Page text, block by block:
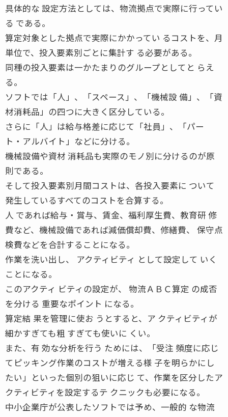
具体的な 設定方法としては、物流拠点で実際に行ってい
る である。
算定対象とした拠点で実際にかかってい るコストを、月
単位で、投入要素別ごとに集計す る必要がある。
同種の投入要素は一かたまりのグループとしてと らえ
る。
ソフトでは「人」、「スペース」、「機械設 備」、「資
材消耗品」の四つに大きく区分している。
さらに「人」は給与格差に応じて「社員」、「パー
ト・アルバイト」などに分ける。
機械設備や資材 消耗品も実際のモノ別に分けるのが原
則である。
そして投入要素別月間コストは、各投入要素に ついて
発生しているすべてのコストを合算する。
人 であれば給与・賞与、賃金、福利厚生費、教育研 修
費など、機械設備であれば減価償却費、修繕費、 保守点
検費などを合計することになる。
作業を洗い出し、 アクティビティ として設定して いく
ことになる。
このアクティ ビティの設定が、 物流ＡＢＣ算定 の成否
を分ける 重要なポイント になる。
算定結 果を管理に使お うとすると、ア クティビティが
細かすぎても粗 すぎても使いに くい。
また、有 効な分析を行う ためには、「受注 頻度に応じ
てピッキング作業のコストが増える様 子を明らかにし
たい」といった個別の狙いに応じ て、作業を区分したア
クティビティを設定するテ クニックも必要になる。
中小企業庁が公表したソフトでは予め、一般的 な物流